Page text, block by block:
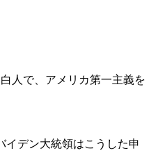
人で、アメリカ第一主義を
デン大統領はこうした申